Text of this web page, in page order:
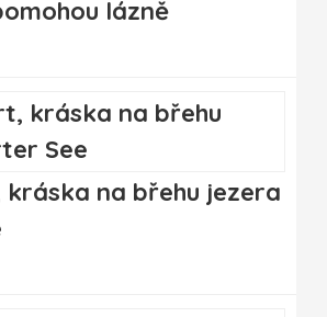
lázně
na břehu jezera